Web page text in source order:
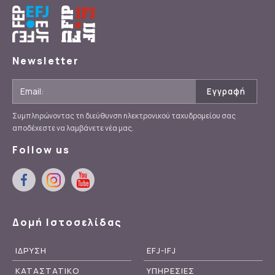
Newsletter
Συμπληρώνοντας τη διεύθυνση ηλεκτρονικού ταχυδρομείου σας
αποδέχεστε να λαμβάνετε νέα μας.
Follow us
Δομή Ιστοσελίδας
ΙΔΡΥΣΗ
ΚΑΤΑΣΤΑΤΙΚΟ
EFJ-IFJ
ΥΠΗΡΕΣΙΕΣ